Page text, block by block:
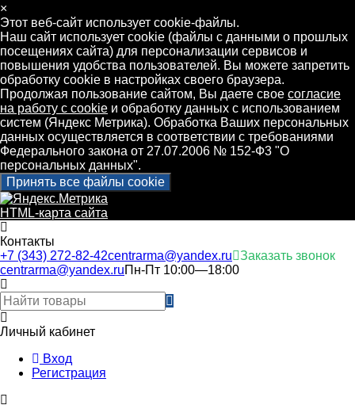
×
Этот веб-сайт использует cookie-файлы.
Наш сайт использует cookie (файлы с данными о прошлых
посещениях сайта) для персонализации сервисов и
повышения удобства пользователей. Вы можете запретить
обработку cookie в настройках своего браузера.
Продолжая пользование сайтом, Вы даете свое согласие
на работу с cookie и обработку данных с использованием
систем (Яндекс Метрика). Обработка Ваших персональных
данных осуществляется в соответствии с требованиями
Федерального закона от 27.07.2006 № 152-Ф3 "О
персональных данных".
Принять все файлы cookie
HTML-карта сайта
Контакты
+7 (343) 272-82-42centrarma@yandex.ru
Заказать звонок
centrarma@yandex.ruПн-Пт 10:00—18:00
Личный кабинет
Вход
Регистрация